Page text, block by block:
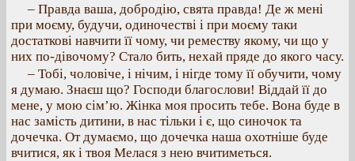
– Правда ваша, добродію, свята правда! Де ж мені
при моєму, будучи, одиночестві і при моєму таки
достаткові навчити її чому, чи реместву якому, чи що у
них по-дівочому? Стало бить, нехай пряде до якого часу.
– Тобі, чоловіче, і нічим, і нігде тому її обучити, чому
я думаю. Знаєш що? Господи благослови! Віддай її до
мене, у мою сім’ю. Жінка моя просить тебе. Вона буде в
нас замість дитини, в нас тільки і є, що синочок та
дочечка. От думаємо, що дочечка наша охотніше буде
вчитися, як і твоя Мелася з нею вчитиметься.